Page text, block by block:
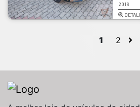
2016
1 2